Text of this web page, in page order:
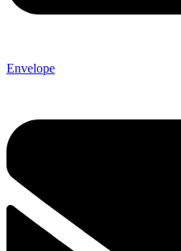
Envelope